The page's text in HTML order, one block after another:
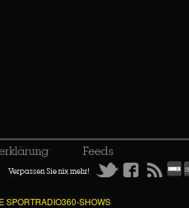
Feeds
Verpassen Sie nix mehr!
SPORTRADIO360-SHOWS